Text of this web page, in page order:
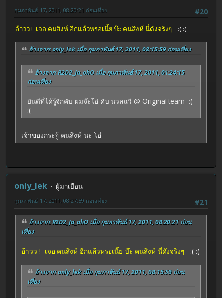
#20
กุมภาพันธ์ 17, 2011, 08:20:21 ก่อนเที่ยง
อ้าวว ! เจอ คนสิงห์ อีกแล้วหรอเนี้ย บ๊ะ คนสิงห์ นี่ดังจริงๆ :( :(
อ้างจาก: only_lek เมื่อ กุมภาพันธ์ 17, 2011, 08:15:59 ก่อนเที่ยง
อ้างจาก: R2D2_Ja_ohO เมื่อ กุมภาพันธ์ 17, 2011, 01:24:15
ก่อนเที่ยง
ยินดีที่ได้รู้จักคับ ผมจ๊ะโอ๋ คับ นวลฉวี @ Original team :(
:(
เจ้าของกระทู้ คนสิงห์ นะ โอ๋
only_lek
ผู้มาเยือน
#21
กุมภาพันธ์ 17, 2011, 08:27:59 ก่อนเที่ยง
อ้างจาก: R2D2_Ja_ohO เมื่อ กุมภาพันธ์ 17, 2011, 08:20:21 ก่อน
เที่ยง
อ้าวว ! เจอ คนสิงห์ อีกแล้วหรอเนี้ย บ๊ะ คนสิงห์ นี่ดังจริงๆ :( :(
อ้างจาก: only_lek เมื่อ กุมภาพันธ์ 17, 2011, 08:15:59 ก่อน
เที่ยง